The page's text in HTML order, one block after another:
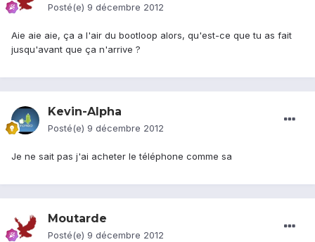
Posté(e) 9 décembre 2012
Aie aie aie, ça a l'air du bootloop alors, qu'est-ce que tu as fait
jusqu'avant que ça n'arrive ?
Kevin-Alpha
Posté(e) 9 décembre 2012
Je ne sait pas j'ai acheter le téléphone comme sa
Moutarde
Posté(e) 9 décembre 2012